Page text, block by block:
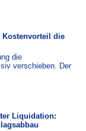
Kostenvorteil die
die
verschieben. Der
Liquidation: